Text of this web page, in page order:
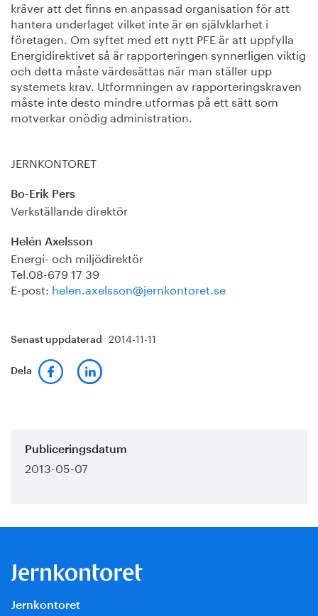
kräver att det finns en anpassad organisation för att
hantera underlaget vilket inte är en självklarhet i
företagen. Om syftet med ett nytt PFE är att uppfylla
Energidirektivet så är rapporteringen synnerligen viktig
och detta måste värdesättas när man ställer upp
systemets krav. Utformningen av rapporteringskraven
måste inte desto mindre utformas på ett sätt som
motverkar onödig administration.
JERNKONTORET
Bo-Erik Pers
Verkställande direktör
Helén Axelsson
Energi- och miljödirektör
Tel.08-679 17 39
E-post: helen.axelsson@jernkontoret.se
Senast uppdaterad 2014-11-11
Dela
Publiceringsdatum
2013-05-07
Jernkontoret